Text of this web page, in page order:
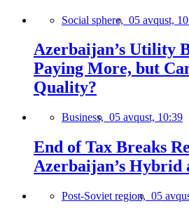
Social sphere, 05 avqust,
Azerbaijan’s Utility
Paying More, but
Quality?
Business, 05 avqust, 10:39
End of Tax Breaks
Azerbaijan’s
Post-Soviet region, 05